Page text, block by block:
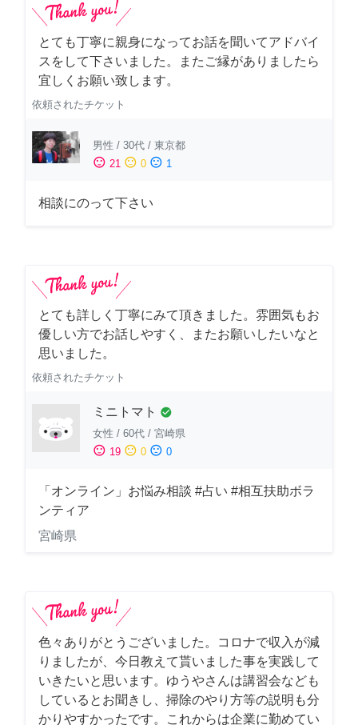
とても丁寧に親身になってお話を聞いてアドバイ
スをして下さいました。またご縁がありましたら
宜しくお願い致します。
依頼されたチケット
男性 / 30代 / 東京都
sentiment_satisfied 21 sentiment_neutral 0 sentiment_dissatisfied 1
相談にのって下さい
とても詳しく丁寧にみて頂きました。雰囲気もお
優しい方でお話しやすく、またお願いしたいなと
思いました。
依頼されたチケット
ミニトマト check_circle
女性 / 60代 / 宮崎県
sentiment_satisfied 19 sentiment_neutral 0 sentiment_dissatisfied 0
「オンライン」お悩み相談 #占い #相互扶助ボラ
ンティア
宮崎県
色々ありがとうございました。コロナで収入が減
りましたが、今日教えて貰いました事を実践して
いきたいと思います。ゆうやさんは講習会なども
しているとお聞きし、掃除のやり方等の説明も分
かりやすかったです。これからは企業に勤めてい